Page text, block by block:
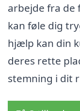
arbejde fra de
kan føle dig
hjælp kan din
deres rette
stemning i dit